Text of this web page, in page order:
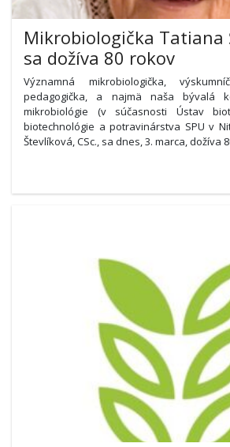
Mikrobiologička Tatiana
sa dožíva 80 rokov
Významná mikrobiologička,
pedagogička, a najmä naša bývalá
mikrobiológie (v súčasnosti Ústav
biotechnológie a potravinárstva SPU v
Števlíková, CSc., sa dnes, 3. marca, dožíva